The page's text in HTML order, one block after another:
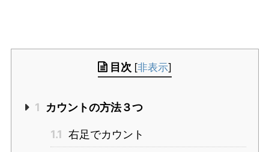
目次 [非表示]
1 カウントの方法３つ
1.1 右足でカウント